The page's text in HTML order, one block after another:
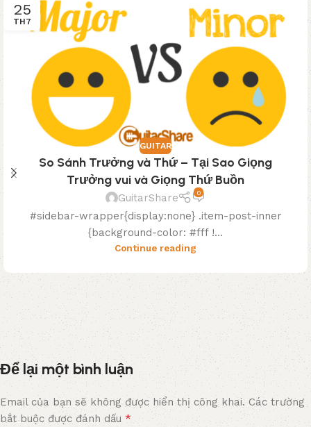
25
TH7
GUITAR
So Sánh Trưởng và Thứ – Tại Sao Giọng
Trưởng vui và Giọng Thứ Buồn
GuitarShare 0
#sidebar-wrapper{display:none} .item-post-inner
{background-color: #fff !...
Continue reading
Để lại một bình luận
Email của bạn sẽ không được hiển thị công khai. Các trường
bắt buộc được đánh dấu *